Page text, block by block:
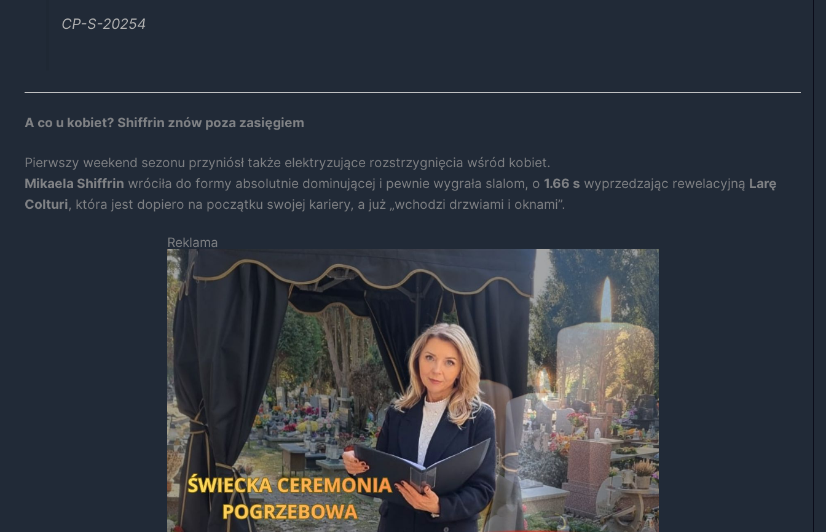
CP-S-20254
A co u kobiet? Shiffrin znów poza zasięgiem
Pierwszy weekend sezonu przyniósł także elektryzujące rozstrzygnięcia wśród kobiet.
Mikaela Shiffrin wróciła do formy absolutnie dominującej i pewnie wygrała slalom, o 1.66 s wyprzedzając rewelacyjną Larę
Colturi, która jest dopiero na początku swojej kariery, a już „wchodzi drzwiami i oknami”.
Reklama